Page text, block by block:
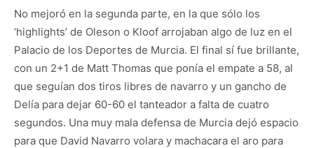
No mejoró en la segunda parte, en la que sólo los
‘highlights’ de Oleson o Kloof arrojaban algo de luz en el
Palacio de los Deportes de Murcia. El final sí fue brillante,
con un 2+1 de Matt Thomas que ponía el empate a 58, al
que seguían dos tiros libres de navarro y un gancho de
Delía para dejar 60-60 el tanteador a falta de cuatro
segundos. Una muy mala defensa de Murcia dejó espacio
para que David Navarro volara y machacara el aro para